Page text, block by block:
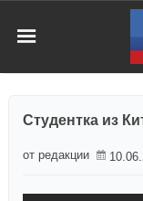
Студентка из
от редакции